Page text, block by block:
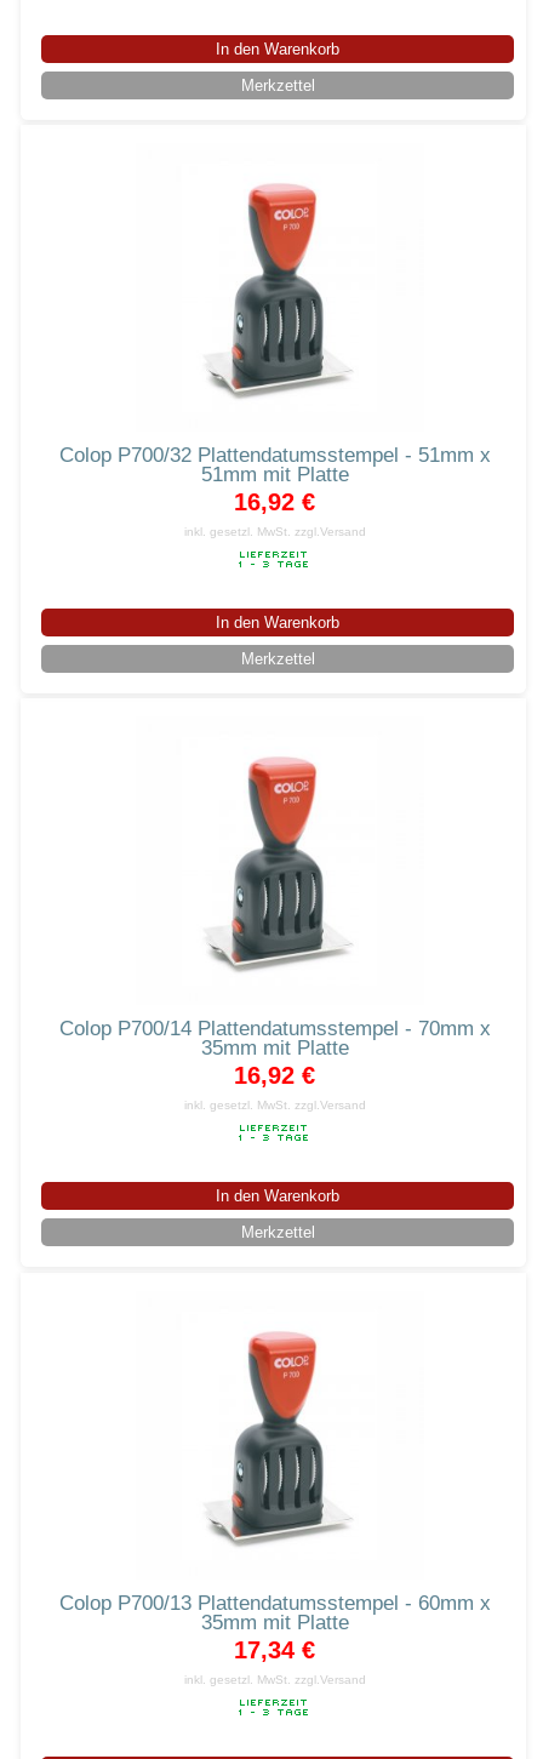
In den Warenkorb
Merkzettel
Colop P700/32 Plattendatumsstempel - 51mm x
51mm mit Platte
16,92 €
inkl. gesetzl. MwSt. zzgl.Versand
In den Warenkorb
Merkzettel
Colop P700/14 Plattendatumsstempel - 70mm x
35mm mit Platte
16,92 €
inkl. gesetzl. MwSt. zzgl.Versand
In den Warenkorb
Merkzettel
Colop P700/13 Plattendatumsstempel - 60mm x
35mm mit Platte
17,34 €
inkl. gesetzl. MwSt. zzgl.Versand